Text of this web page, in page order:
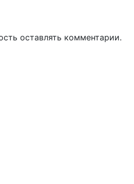
оставлять комментарии.